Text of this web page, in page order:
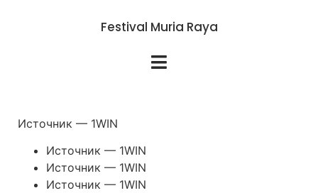
Festival Muria Raya
Источник — 1WIN
Источник — 1WIN
Источник — 1WIN
Источник — 1WIN